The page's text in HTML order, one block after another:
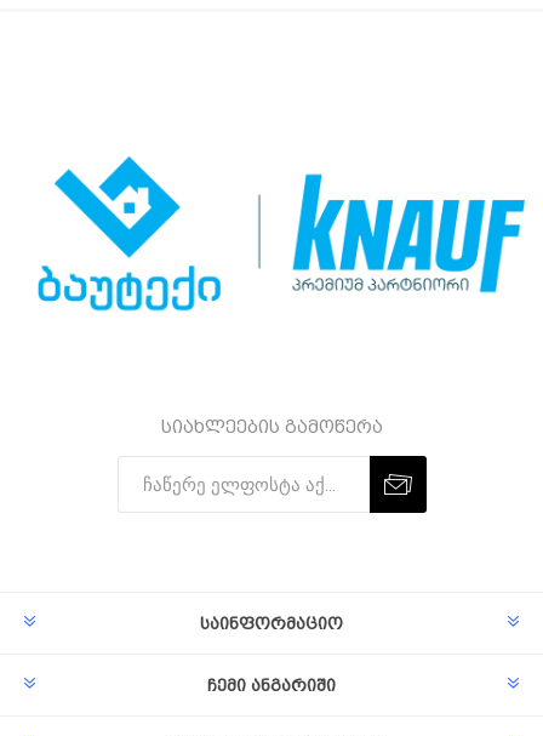
სიახლეების გამოწერა
საინფორმაციო
ჩემი ანგარიში